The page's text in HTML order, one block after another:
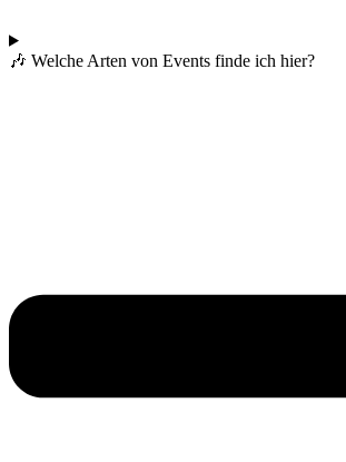
🎶 Welche Arten von Events finde ich hier?